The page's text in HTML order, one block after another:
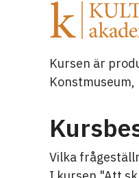
Kursen är
Vilka